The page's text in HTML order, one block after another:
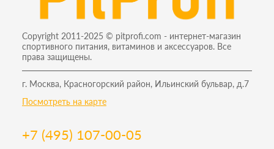
Copyright 2011-2025 © pitprofi.com - интернет-магазин
спортивного питания, витаминов и аксессуаров. Все
права защищены.
г. Москва, Красногорский район, Ильинский бульвар, д.7
Посмотреть на карте
+7 (495) 107-00-05